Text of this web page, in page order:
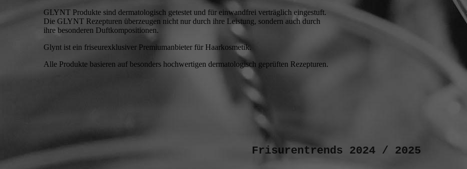
GLYNT Produkte sind dermatologisch getestet und für einwandfrei verträglich eingestuft.
Die GLYNT Rezepturen überzeugen nicht nur durch ihre Leistung, sondern auch durch
ihre besonderen Duftkompositionen.
Glynt ist ein friseurexklusiver Premiumanbieter für Haarkosmetik.
Alle Produkte basieren auf besonders hochwertigen dermatologisch geprüften Rezepturen.
Frisurentrends 2024 / 2025